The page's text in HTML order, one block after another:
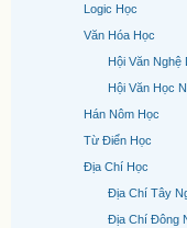
Logic Học
Văn Hóa Học
Hội Văn Nghệ
Hội Văn Học
Hán Nôm Học
Từ Điển Học
Địa Chí Học
Địa Chí Tây
Địa Chí Đông